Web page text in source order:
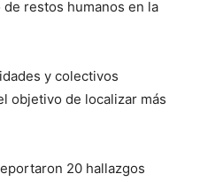
restos humanos en la
y colectivos
objetivo de localizar más
20 hallazgos